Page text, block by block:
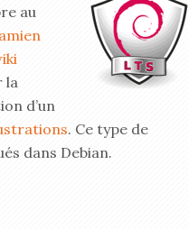
au
la
d’un
. Ce type de
dans Debian.